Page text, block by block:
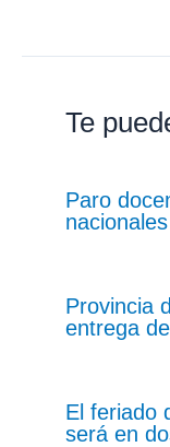
Te
Paro
Provincia
entrega
El feriado
será en